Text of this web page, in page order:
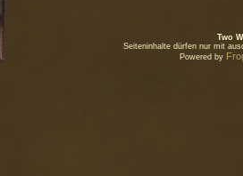
Two
Seiteninhalte dürfen nur mit
Powered by